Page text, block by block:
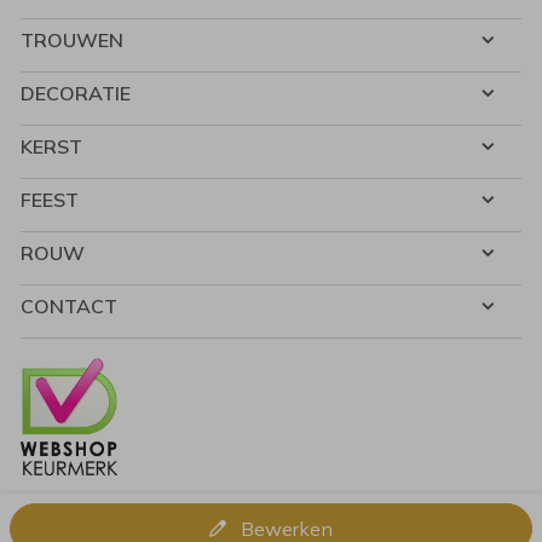
Bewerken
TROUWEN
DECORATIE
KERST
FEEST
ROUW
CONTACT